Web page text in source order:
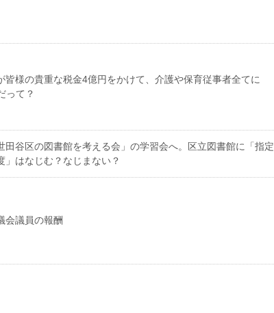
皆様の貴重な税金4億円をかけて、介護や保育従事者全てに
って？
田谷区の図書館を考える会」の学習会へ。区立図書館に「指定
」はなじむ？なじまない？
会議員の報酬